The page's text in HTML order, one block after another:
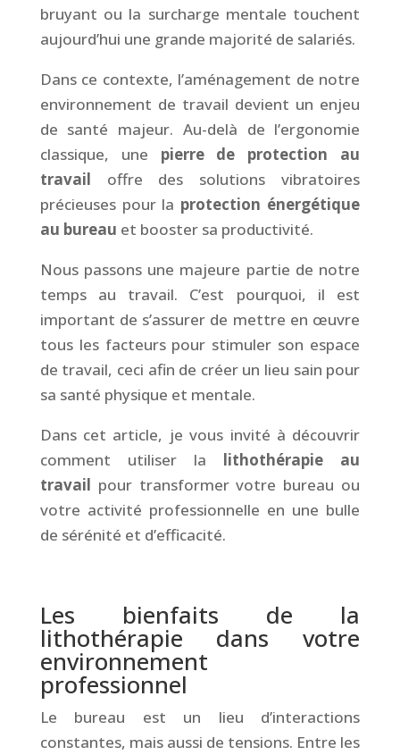
bruyant ou la surcharge mentale touchent
aujourd’hui une grande majorité de salariés.
Dans ce contexte, l’aménagement de notre
environnement de travail devient un enjeu
de santé majeur. Au-delà de l’ergonomie
classique, une pierre de protection au
travail offre des solutions vibratoires
précieuses pour la protection énergétique
au bureau et booster sa productivité.
Nous passons une majeure partie de notre
temps au travail. C’est pourquoi, il est
important de s’assurer de mettre en œuvre
tous les facteurs pour stimuler son espace
de travail, ceci afin de créer un lieu sain pour
sa santé physique et mentale.
Dans cet article, je vous invité à découvrir
comment utiliser la lithothérapie au
travail pour transformer votre bureau ou
votre activité professionnelle en une bulle
de sérénité et d’efficacité.
Les bienfaits de la
lithothérapie dans votre
environnement
professionnel
Le bureau est un lieu d’interactions
constantes, mais aussi de tensions. Entre les